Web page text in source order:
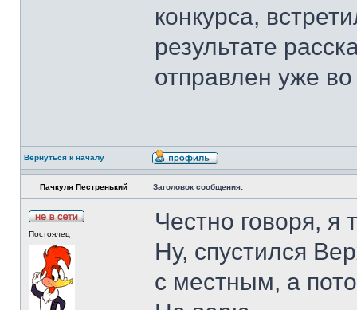
конкурса,
результате
отправлен уже
Вернуться к началу
Пачкуля Пестренький Заголовок сообщения:
Постоялец
Честно говоря, я
Ну, спустился
с местным, а